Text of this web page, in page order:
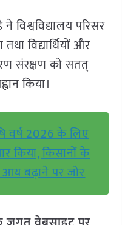
विश्वविद्यालय परिसर
विद्यार्थियों और
संरक्षण को सतत्
किया।
वर्ष 2026 के लिए
किया, किसानों के
बढ़ाने पर जोर